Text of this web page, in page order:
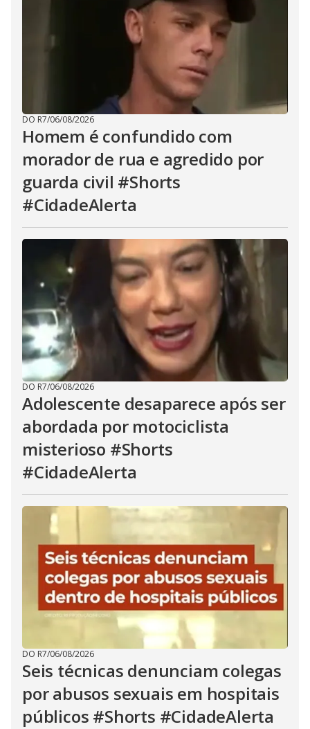
DO R7/06/08/2026
Homem é confundido com
morador de rua e agredido por
guarda civil #Shorts
#CidadeAlerta
DO R7/06/08/2026
Adolescente desaparece após ser
abordada por motociclista
misterioso #Shorts
#CidadeAlerta
DO R7/06/08/2026
Seis técnicas denunciam colegas
por abusos sexuais em hospitais
públicos #Shorts #CidadeAlerta